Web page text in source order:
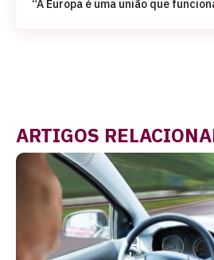
“A Europa é uma união que
ARTIGOS